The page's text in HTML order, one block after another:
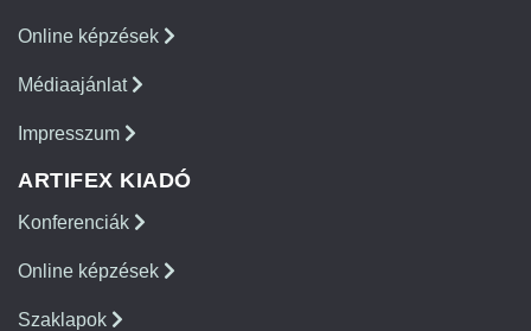
Online képzések
Médiaajánlat
Impresszum
ARTIFEX KIADÓ
Konferenciák
Online képzések
Szaklapok